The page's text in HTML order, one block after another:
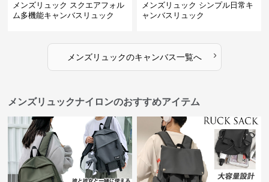
メンズリュック スクエアフォル
ム多機能キャンバスリュック
メンズリュック シンプル日常キ
ャンバスリュック
メンズリュックのキャンバス一覧へ ›
メンズリュックナイロンのおすすめアイテム